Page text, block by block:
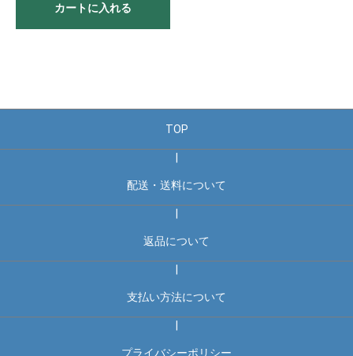
カートに入れる
TOP
配送・送料について
返品について
支払い方法について
プライバシーポリシー